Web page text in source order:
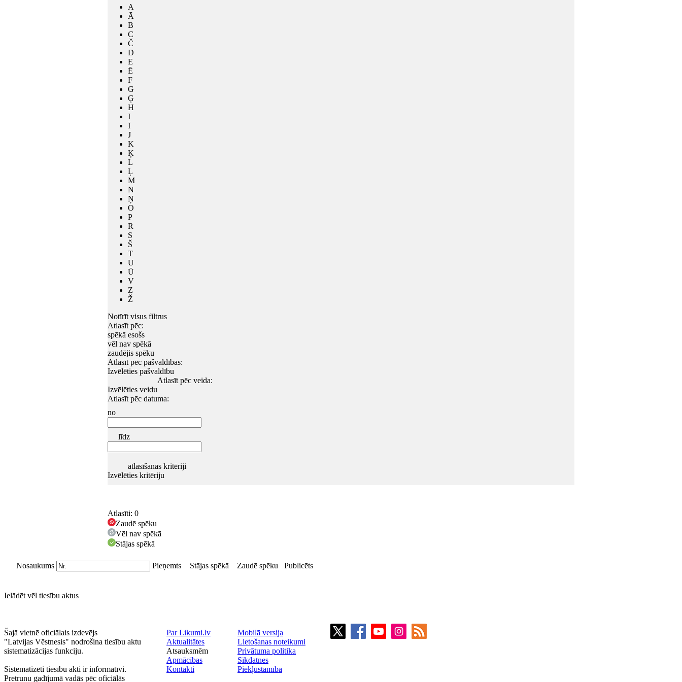
A
Ā
B
C
Č
D
E
Ē
F
G
Ģ
H
I
Ī
J
K
Ķ
L
Ļ
M
N
Ņ
O
P
R
S
Š
T
U
Ū
V
Z
Ž
Notīrīt visus filtrus
Atlasīt pēc:
spēkā esošs
vēl nav spēkā
zaudējis spēku
Atlasīt pēc pašvaldības:
Izvēlēties pašvaldību
Atlasīt pēc veida:
Izvēlēties veidu
Atlasīt pēc datuma:
no
līdz
atlasīšanas kritēriji
Izvēlēties kritēriju
Atlasīti: 0
Zaudē spēku
Vēl nav spēkā
Stājas spēkā
Nosaukums Pieņemts Stājas spēkā Zaudē spēku Publicēts
Ielādēt vēl tiesību aktus
Šajā vietnē oficiālais izdevējs
"Latvijas Vēstnesis" nodrošina tiesību aktu
sistematizācijas funkciju.
Sistematizēti tiesību akti ir informatīvi.
Pretrunu gadījumā vadās pēc oficiālās
Par Likumi.lv
Aktualitātes
Atsauksmēm
Apmācības
Kontakti
Mobilā versija
Lietošanas noteikumi
Privātuma politika
Sīkdatnes
Piekļūstamība